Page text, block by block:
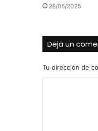
28/05/2025
Deja un
Tu dirección de